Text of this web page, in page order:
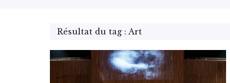
Résultat du tag : Art